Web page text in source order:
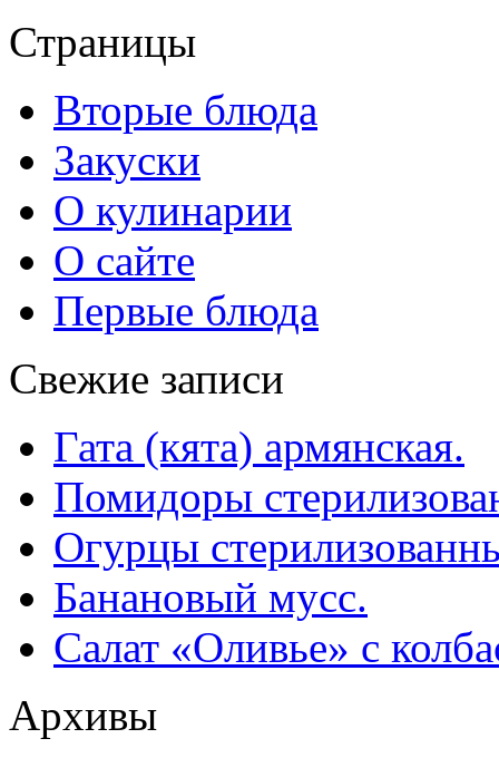
Страницы
Вторые блюда
Закуски
О кулинарии
О сайте
Первые блюда
Свежие записи
Гата (кята) армянская.
Помидоры
Огурцы
Банановый мусс.
Салат «Оливье» с
Архивы